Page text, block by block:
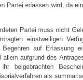
Partei erlassen wird, da
Partei muss nicht
einstweiligen
auf Erlassung
allein aufgrund des
beigebrachten
als